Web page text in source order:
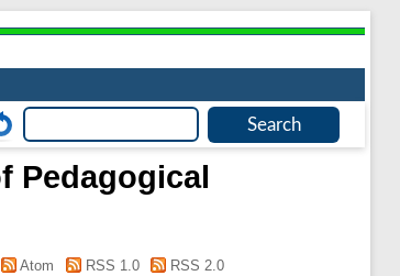
Pedagogical
Atom RSS 1.0 RSS 2.0